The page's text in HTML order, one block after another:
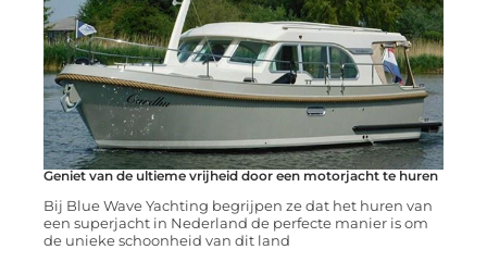
Geniet van de ultieme vrijheid door een motorjacht te huren
Bij Blue Wave Yachting begrijpen ze dat het huren van
een superjacht in Nederland de perfecte manier is om
de unieke schoonheid van dit land